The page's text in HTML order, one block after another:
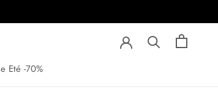
Eté -70%